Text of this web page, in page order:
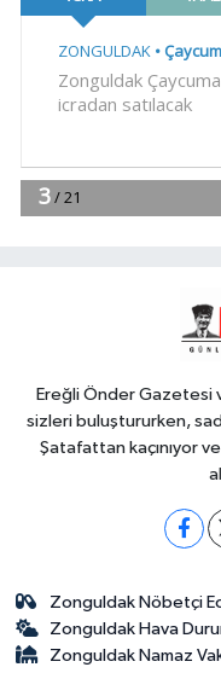
Ereğli Önder Gazetesi
sizleri buluştururken,
Şatafattan kaçınıyor
Zonguldak Nöbetçi
Zonguldak Hava
Zonguldak Namaz